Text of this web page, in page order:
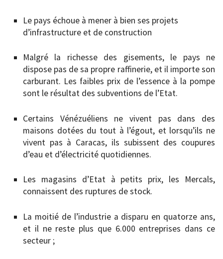
Le pays échoue à mener à bien ses projets
d’infrastructure et de construction
Malgré la richesse des gisements, le pays ne
dispose pas de sa propre raffinerie, et il importe son
carburant. Les faibles prix de l’essence à la pompe
sont le résultat des subventions de l’Etat.
Certains Vénézuéliens ne vivent pas dans des
maisons dotées du tout à l’égout, et lorsqu’ils ne
vivent pas à Caracas, ils subissent des coupures
d’eau et d’électricité quotidiennes.
Les magasins d’Etat à petits prix, les Mercals,
connaissent des ruptures de stock.
La moitié de l’industrie a disparu en quatorze ans,
et il ne reste plus que 6.000 entreprises dans ce
secteur ;